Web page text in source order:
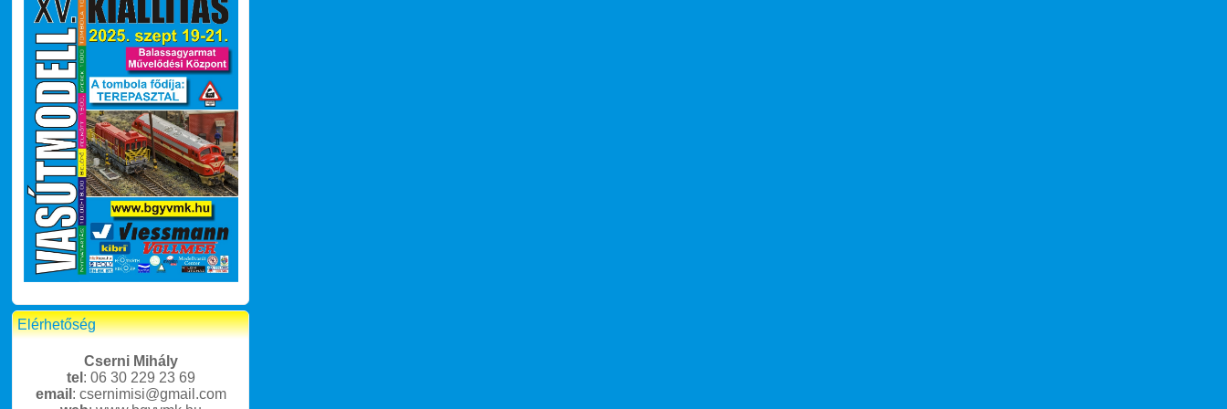
Elérhetőség
Cserni Mihály
tel : 06 30 229 23 69
email : csernimisi@gmail.com